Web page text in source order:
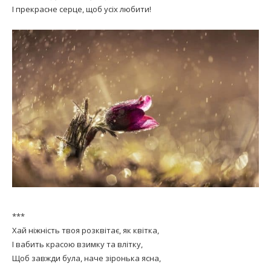
І прекрасне серце, щоб усіх любити!
***
Хай ніжність твоя розквітає, як квітка,
І вабить красою взимку та влітку,
Щоб завжди була, наче зіронька ясна,